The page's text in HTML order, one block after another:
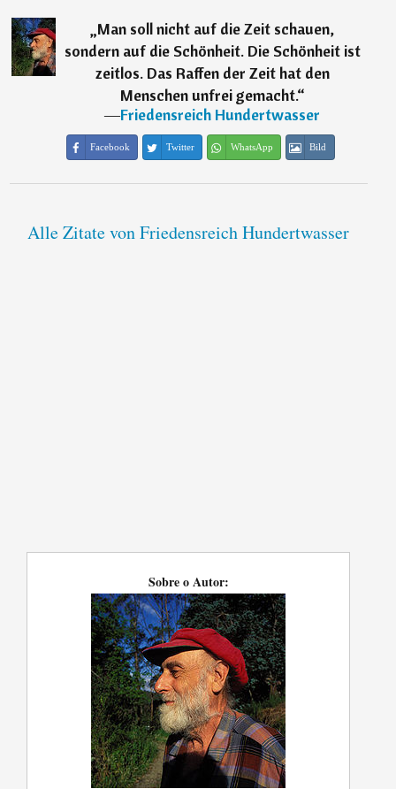
„Man soll nicht auf die Zeit schauen,
sondern auf die Schönheit. Die Schönheit ist
zeitlos. Das Raffen der Zeit hat den
Menschen unfrei gemacht.“
―Friedensreich Hundertwasser
Facebook Twitter WhatsApp Bild
Alle Zitate von Friedensreich Hundertwasser
Sobre o Autor: